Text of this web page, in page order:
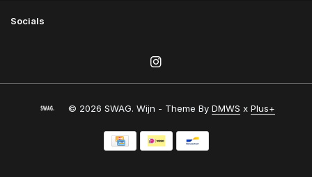
Socials
© 2026 SWAG. Wijn - Theme By DMWS x Plus+